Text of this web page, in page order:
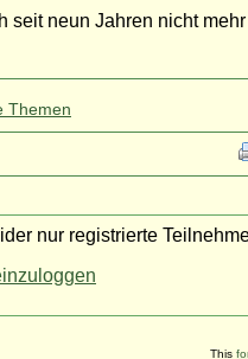
seit neun Jahren nicht
Themen
nur registrierte
This